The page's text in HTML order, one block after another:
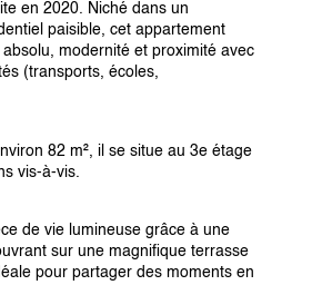
en 2020. Niché dans un
paisible, cet appartement
modernité et proximité avec
(transports, écoles,
82 m², il se situe au 3e étage
vis-à-vis.
de vie lumineuse grâce à une
sur une magnifique terrasse
pour partager des moments en